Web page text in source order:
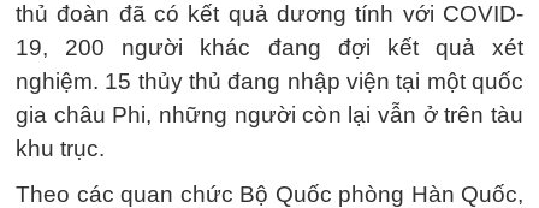
thủ đoàn đã có kết quả dương tính với COVID-
19, 200 người khác đang đợi kết quả xét
nghiệm. 15 thủy thủ đang nhập viện tại một quốc
gia châu Phi, những người còn lại vẫn ở trên tàu
khu trục.
Theo các quan chức Bộ Quốc phòng Hàn Quốc,